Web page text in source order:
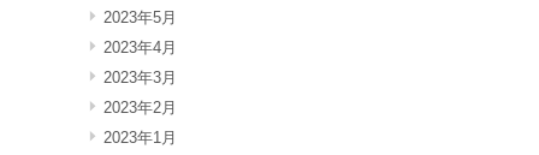
2023年5月
2023年4月
2023年3月
2023年2月
2023年1月